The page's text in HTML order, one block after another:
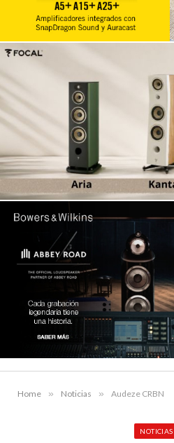
Home » Noticias » Audeze CRBN
NOTICIAS